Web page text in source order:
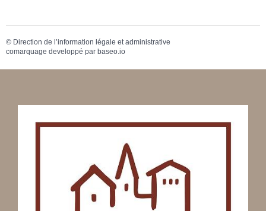
© Direction de l’information légale et administrative
comarquage developpé par baseo.io